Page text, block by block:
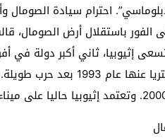
احترام سيادة الصومال
باستقلال أرض الصومال،
إثيوبيا، ثاني أكبر دولة
إلى البحر بعد أن فقدت ساحلها